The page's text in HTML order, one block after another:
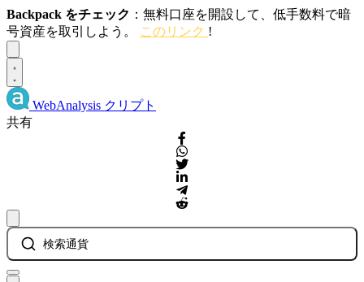
Backpack をチェック ：無料口座を開設して、低手数料で暗
号資産を取引しよう。
このリンク !
WebAnalysis クリプト
共有
検索通貨